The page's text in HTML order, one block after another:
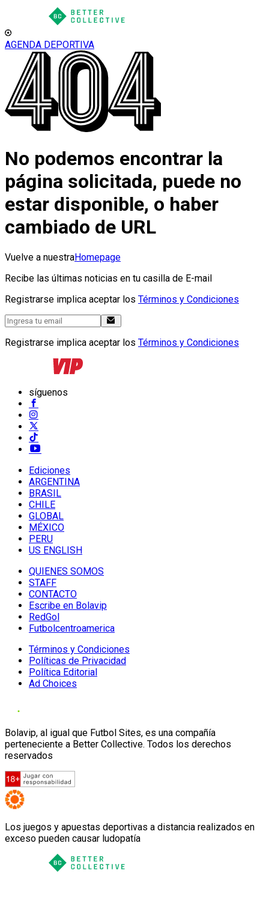
AGENDA DEPORTIVA
No podemos encontrar la
página solicitada, puede no
estar disponible, o haber
cambiado de URL
Vuelve a nuestraHomepage
Recibe las últimas noticias en tu casilla de E-mail
Registrarse implica aceptar los Términos y Condiciones
Registrarse implica aceptar los Términos y Condiciones
síguenos
Ediciones
ARGENTINA
BRASIL
CHILE
GLOBAL
MÉXICO
PERU
US ENGLISH
QUIENES SOMOS
STAFF
CONTACTO
Escribe en Bolavip
RedGol
Futbolcentroamerica
Términos y Condiciones
Políticas de Privacidad
Política Editorial
Ad Choices
Bolavip, al igual que Futbol Sites, es una compañía
perteneciente a Better Collective. Todos los derechos
reservados
Los juegos y apuestas deportivas a distancia realizados en
exceso pueden causar ludopatía